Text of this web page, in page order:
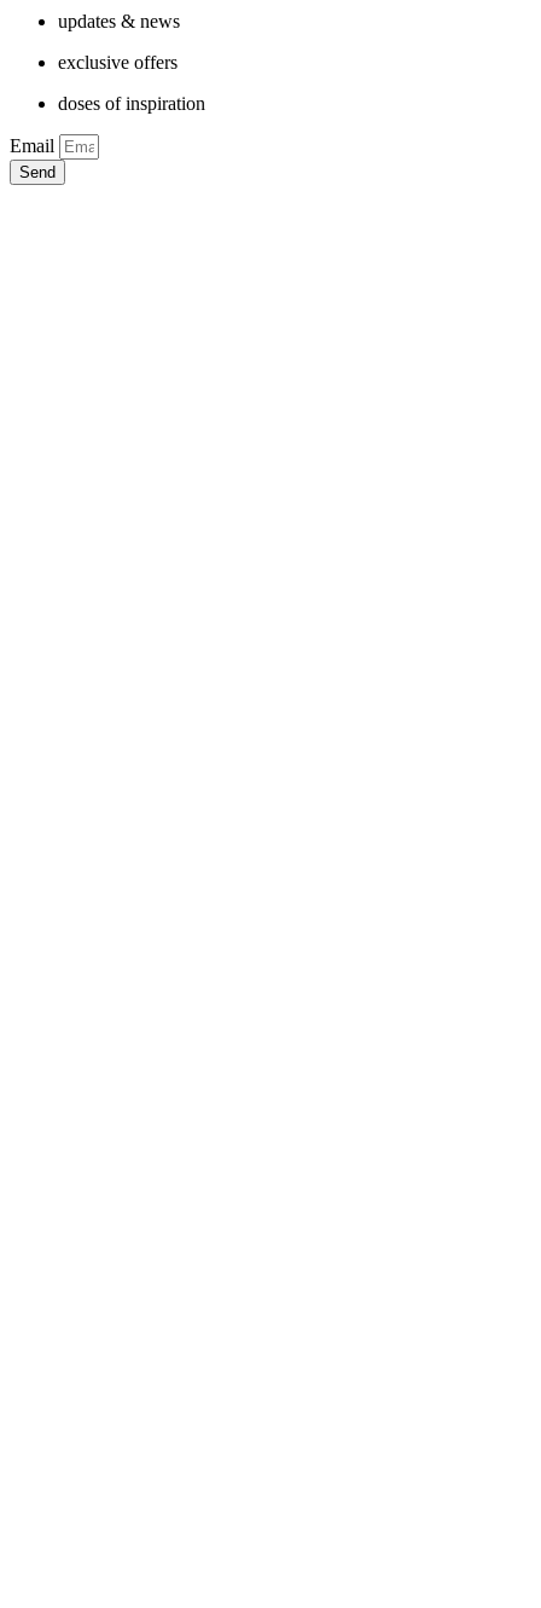
updates & news
exclusive offers
doses of inspiration
Email
Send